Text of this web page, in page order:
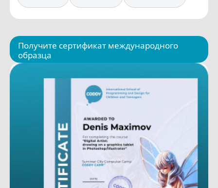
Получите сертификат международного
образца